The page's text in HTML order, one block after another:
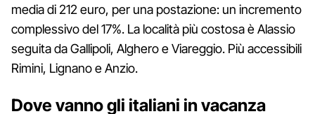
media di 212 euro, per una postazione: un incremento
complessivo del 17%. La località più costosa è Alassio
seguita da Gallipoli, Alghero e Viareggio. Più accessibili
Rimini, Lignano e Anzio.
Dove vanno gli italiani in vacanza